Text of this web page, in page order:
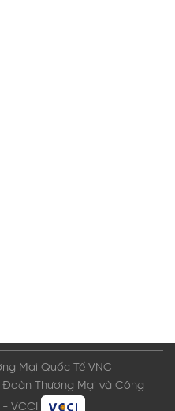
Mại Quốc Tế VNC
Đoàn Thương Mại và Công
VCCI